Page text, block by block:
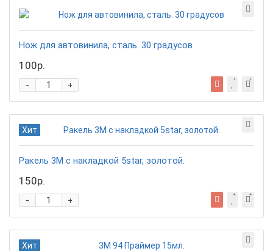
Нож для автовинила, сталь. 30 градусов
100р.
+
-
Хит
Ракель 3М с накладкой 5star, золотой.
150р.
+
-
Хит